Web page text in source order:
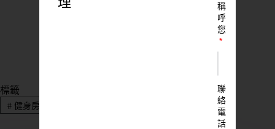
標籤
#健身房經營
稱
呼
您
聯
絡
電
話